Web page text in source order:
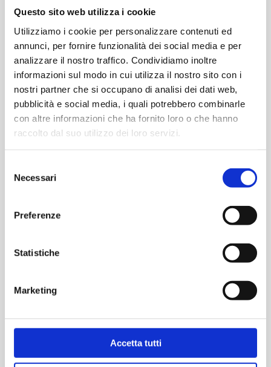
Questo sito web utilizza i cookie
Utilizziamo i cookie per personalizzare contenuti ed
annunci, per fornire funzionalità dei social media e per
analizzare il nostro traffico. Condividiamo inoltre
informazioni sul modo in cui utilizza il nostro sito con i
nostri partner che si occupano di analisi dei dati web,
pubblicità e social media, i quali potrebbero combinarle
con altre informazioni che ha fornito loro o che hanno
raccolto dal suo utilizzo dei loro servizi.
delNecessari
Preferenze
Statistiche
Marketing
Accetta tutti
€40,00
-
Pannello
fotovoltaico
19,27V
+
€399,00
-
Pannello
solare
monocristallino
+
Pannello solare portatile e
€1.099,00
-
Pannello +